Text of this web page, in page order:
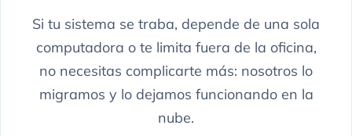
Si tu sistema se traba, depende de una sola
computadora o te limita fuera de la oficina,
no necesitas complicarte más: nosotros lo
migramos y lo dejamos funcionando en la
nube.